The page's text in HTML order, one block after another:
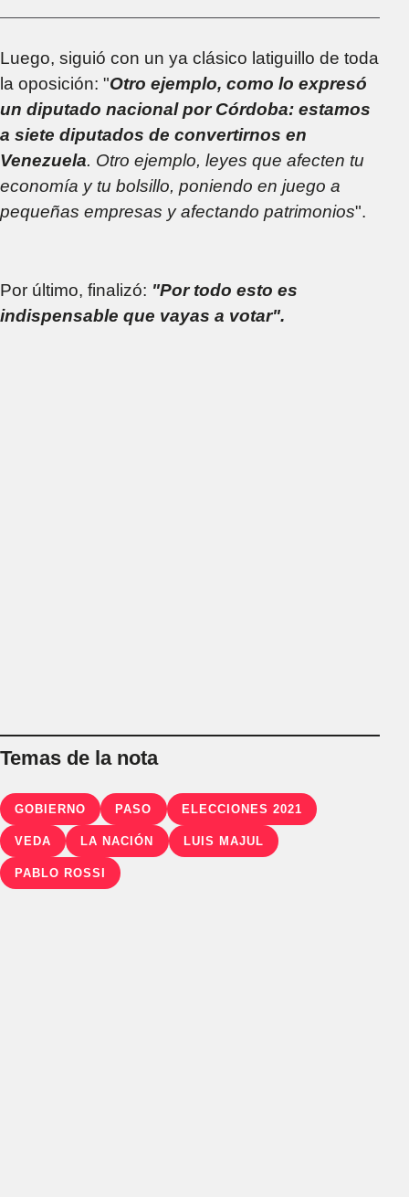
Luego, siguió con un ya clásico latiguillo de toda
la oposición: "Otro ejemplo, como lo expresó
un diputado nacional por Córdoba: estamos
a siete diputados de convertirnos en
Venezuela. Otro ejemplo, leyes que afecten tu
economía y tu bolsillo, poniendo en juego a
pequeñas empresas y afectando patrimonios".
Por último, finalizó: "Por todo esto es
indispensable que vayas a votar".
Temas de la nota
GOBIERNO PASO ELECCIONES 2021
VEDA LA NACIÓN LUIS MAJUL
PABLO ROSSI